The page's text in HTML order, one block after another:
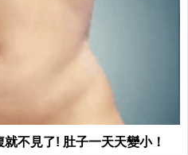
不見了! 肚子一天天變小！